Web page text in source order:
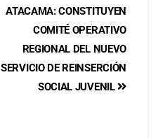
ATACAMA: CONSTITUYEN
COMITÉ OPERATIVO
REGIONAL DEL NUEVO
SERVICIO DE REINSERCIÓN
SOCIAL JUVENIL